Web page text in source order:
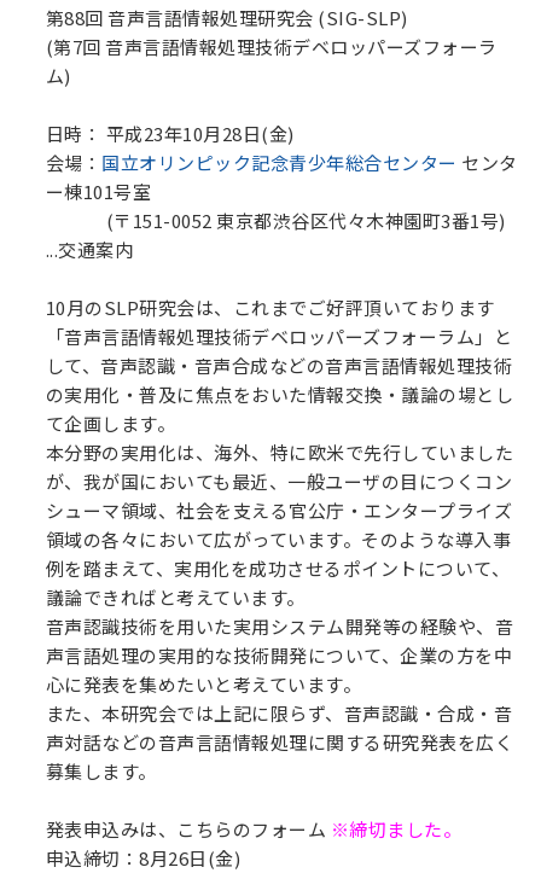
第88回 音声言語情報処理研究会 (SIG-SLP)
(第7回 音声言語情報処理技術デベロッパーズフォーラ
ム)
日時： 平成23年10月28日(金)
会場： 国立オリンピック記念青少年総合センター センタ
ー棟101号室
(〒151-0052 東京都渋谷区代々木神園町3番1号)
...交通案内
10月のSLP研究会は、これまでご好評頂いております
「音声言語情報処理技術デベロッパーズフォーラム」と
して、音声認識・音声合成などの音声言語情報処理技術
の実用化・普及に焦点をおいた情報交換・議論の場とし
て企画します。
本分野の実用化は、海外、特に欧米で先行していました
が、我が国においても最近、一般ユーザの目につくコン
シューマ領域、社会を支える官公庁・エンタープライズ
領域の各々において広がっています。そのような導入事
例を踏まえて、実用化を成功させるポイントについて、
議論できればと考えています。
音声認識技術を用いた実用システム開発等の経験や、音
声言語処理の実用的な技術開発について、企業の方を中
心に発表を集めたいと考えています。
また、本研究会では上記に限らず、音声認識・合成・音
声対話などの音声言語情報処理に関する研究発表を広く
募集します。
発表申込みは、こちらのフォーム ※締切ました。
申込締切：8月26日(金)